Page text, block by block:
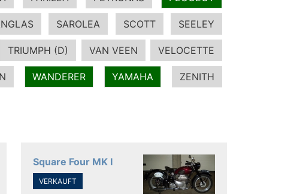
SAROLEA SCOTT SEELEY
TRIUMPH (D) VAN VEEN VELOCETTE
WANDERER YAMAHA ZENITH
Square Four MK I
VERKAUFT